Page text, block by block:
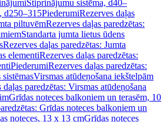
Stiprinājumu sistēma, d40–
d250–315PiederumiRezerves daļas
piltuvēmRezerves daļas paredzētas:
Standarta jumta lietus ūdens
Rezerves daļas paredzētas: Jumta
elementiRezerves daļas paredzētas:
PiederumiRezerves daļas paredzētas:
Virsmas atūdeņošana iekštelpām
daļas paredzētas: Virsmas atūdeņošana
Grīdas noteces balkoniem un terasēm, 10
Grīdas noteces balkoniem un
noteces, 13 x 13 cmGrīdas noteces